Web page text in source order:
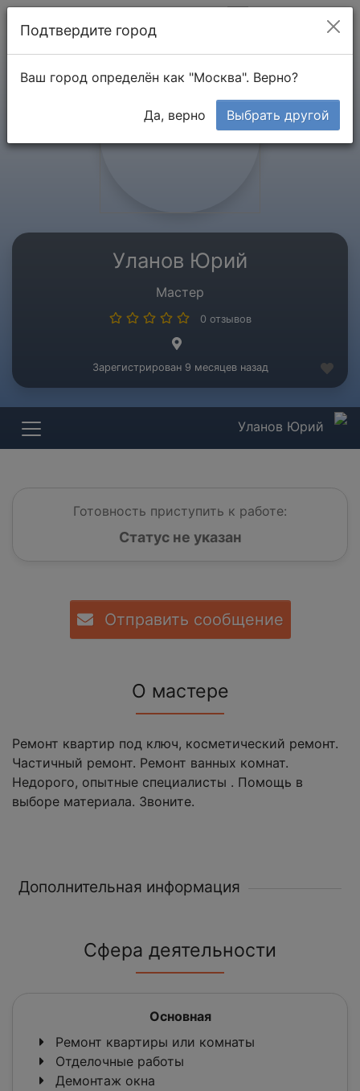
Уланов Юрий
Мастер
0 отзывов
Зарегистрирован 9 месяцев назад
Уланов Юрий
Готовность приступить к работе:
Статус не указан
Отправить сообщение
О мастере
Ремонт квартир под ключ, косметический ремонт.
Частичный ремонт. Ремонт ванных комнат.
Недорого, опытные специалисты . Помощь в
выборе материала. Звоните.
Дополнительная информация
Сфера деятельности
Основная
Ремонт квартиры или комнаты
Отделочные работы
Демонтаж окна
Подтвердите город
Ваш город определён как "Москва". Верно?
Да, верно Выбрать другой